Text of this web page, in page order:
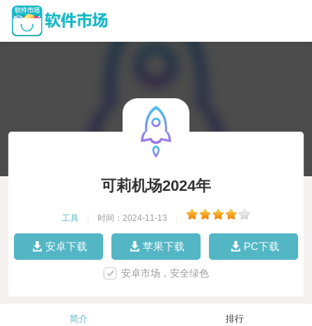
可莉机场2024年
工具 时间：2024-11-13
安卓下载 苹果下载 PC下载
安卓市场，安全绿色
简介 排行